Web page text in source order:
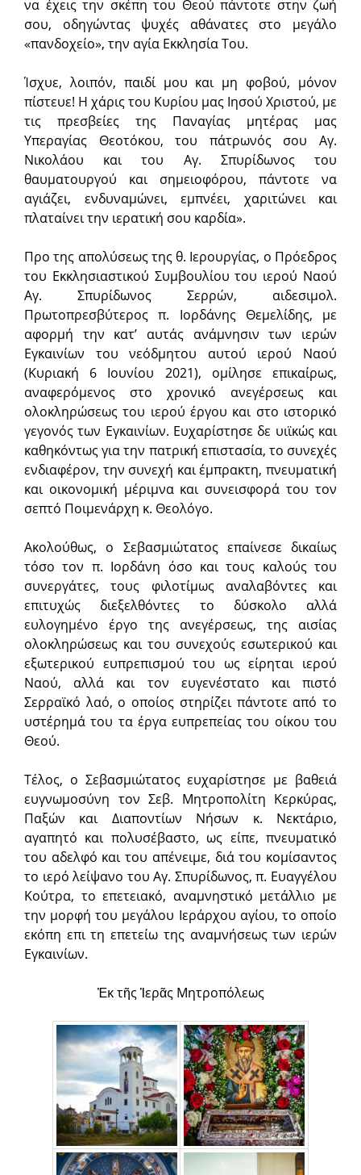
να έχεις την σκέπη του Θεού πάντοτε στην ζωή
σου, οδηγώντας ψυχές αθάνατες στο μεγάλο
«πανδοχείο», την αγία Εκκλησία Του.
Ίσχυε, λοιπόν, παιδί μου και μη φοβού, μόνον
πίστευε! Η χάρις του Κυρίου μας Ιησού Χριστού, με
τις πρεσβείες της Παναγίας μητέρας μας
Υπεραγίας Θεοτόκου, του πάτρωνός σου Αγ.
Νικολάου και του Αγ. Σπυρίδωνος του
θαυματουργού και σημειοφόρου, πάντοτε να
αγιάζει, ενδυναμώνει, εμπνέει, χαριτώνει και
πλαταίνει την ιερατική σου καρδία».
Προ της απολύσεως της θ. Ιερουργίας, ο Πρόεδρος
του Εκκλησιαστικού Συμβουλίου του ιερού Ναού
Αγ. Σπυρίδωνος Σερρών, αιδεσιμολ.
Πρωτοπρεσβύτερος π. Ιορδάνης Θεμελίδης, με
αφορμή την κατ’ αυτάς ανάμνησιν των ιερών
Εγκαινίων του νεόδμητου αυτού ιερού Ναού
(Κυριακή 6 Ιουνίου 2021), ομίλησε επικαίρως,
αναφερόμενος στο χρονικό ανεγέρσεως και
ολοκληρώσεως του ιερού έργου και στο ιστορικό
γεγονός των Εγκαινίων. Ευχαρίστησε δε υιϊκώς και
καθηκόντως για την πατρική επιστασία, το συνεχές
ενδιαφέρον, την συνεχή και έμπρακτη, πνευματική
και οικονομική μέριμνα και συνεισφορά του τον
σεπτό Ποιμενάρχη κ. Θεολόγο.
Ακολούθως, ο Σεβασμιώτατος επαίνεσε δικαίως
τόσο τον π. Ιορδάνη όσο και τους καλούς του
συνεργάτες, τους φιλοτίμως αναλαβόντες και
επιτυχώς διεξελθόντες το δύσκολο αλλά
ευλογημένο έργο της ανεγέρσεως, της αισίας
ολοκληρώσεως και του συνεχούς εσωτερικού και
εξωτερικού ευπρεπισμού του ως είρηται ιερού
Ναού, αλλά και τον ευγενέστατο και πιστό
Σερραϊκό λαό, ο οποίος στηρίζει πάντοτε από το
υστέρημά του τα έργα ευπρεπείας του οίκου του
Θεού.
Τέλος, ο Σεβασμιώτατος ευχαρίστησε με βαθειά
ευγνωμοσύνη τον Σεβ. Μητροπολίτη Κερκύρας,
Παξών και Διαποντίων Νήσων κ. Νεκτάριο,
αγαπητό και πολυσέβαστο, ως είπε, πνευματικό
του αδελφό και του απένειμε, διά του κομίσαντος
το ιερό λείψανο του Αγ. Σπυρίδωνος, π. Ευαγγέλου
Κούτρα, το επετειακό, αναμνηστικό μετάλλιο με
την μορφή του μεγάλου Ιεράρχου αγίου, το οποίο
εκόπη επι τη επετείω της αναμνήσεως των ιερών
Εγκαινίων.
Ἐκ τῆς Ἱερᾶς Μητροπόλεως